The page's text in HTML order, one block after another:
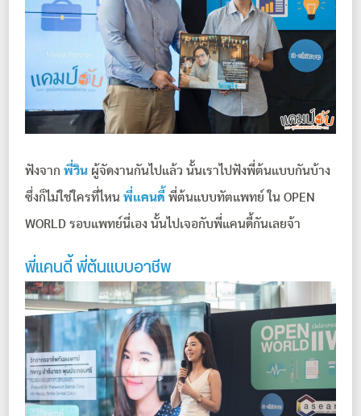
ฟังจากพี่วิน ผู้จัดงานกันไปแล้ว นั้นเราไปฟังพี่ต้นแบบกันบ้าง
ซึ่งก็ไม่ใช่ใครที่ไหนพี่แคนดี้ พี่ต้นแบบทัตแพทย์ ใน OPEN
WORLD รอบแพทย์นี่เอง นั้นไปเจอกับพี่แคนดี้กันเลยจ้า
พี่แคนดี้ พี่ต้นแบบอาชีพ